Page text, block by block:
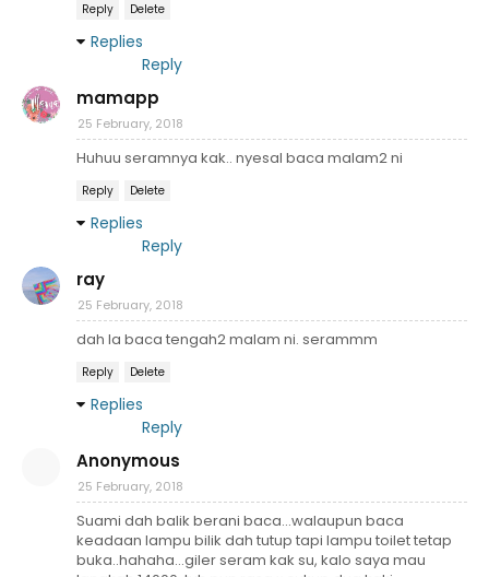
Reply Delete
Replies
Reply
mamapp
25 February, 2018
Huhuu seramnya kak.. nyesal baca malam2 ni
Reply Delete
Replies
Reply
ray
25 February, 2018
dah la baca tengah2 malam ni. serammm
Reply Delete
Replies
Reply
Anonymous
25 February, 2018
Suami dah balik berani baca...walaupun baca
keadaan lampu bilik dah tutup tapi lampu toilet tetap
buka..hahaha...giler seram kak su, kalo saya mau